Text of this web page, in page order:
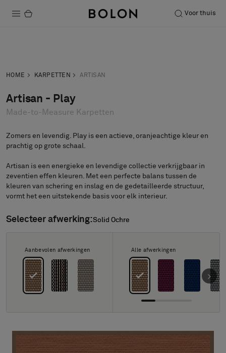
Voor thuis
Duurzaamheid
Installatie
Onderhoud
Samenwerkingen met Designers
Stories
Image & Material Bank
Pattern Tile Tool
Selecteer land
HOME KARPETTEN ARTISAN
Artisan - Play
Made-to-Measure Karpetten
Zomers en levendig. Play is een actieve, oranjeachtige kleur en
prachtig op grote schaal.
Artisan is een energieke en levendige collectie verkrijgbaar in
zeventien effen kleuren. Met een perfecte balans tussen de
kleuren van schering en inslag en de gedetailleerde structuur,
vormt het een uitstekende basis voor elk interieur.
Selecteer afwerking:Solid Ochre
Solid Ochre
Aanbevolen afwerkingen Alle afwerkingen